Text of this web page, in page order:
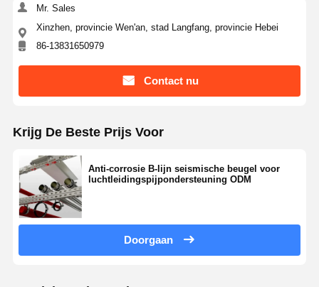
Mr. Sales
Xinzhen, provincie Wen'an, stad Langfang, provincie Hebei
86-13831650979
Contact nu
Krijg De Beste Prijs Voor
Anti-corrosie B-lijn seismische beugel voor
luchtleidingspijpondersteuning ODM
Doorgaan